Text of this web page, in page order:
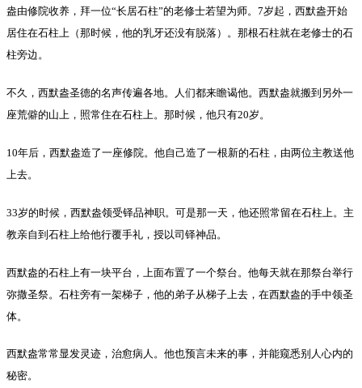
盎由修院收养，拜一位“长居石柱”的老修士若望为师。7岁起，西默盎开始
居住在石柱上（那时候，他的乳牙还没有脱落）。那根石柱就在老修士的石
柱旁边。
不久，西默盎圣德的名声传遍各地。人们都来瞻谒他。西默盎就搬到另外一
座荒僻的山上，照常住在石柱上。那时候，他只有20岁。
10年后，西默盎造了一座修院。他自己造了一根新的石柱，由两位主教送他
上去。
33岁的时候，西默盎领受铎品神职。可是那一天，他还照常留在石柱上。主
教亲自到石柱上给他行覆手礼，授以司铎神品。
西默盎的石柱上有一块平台，上面布置了一个祭台。他每天就在那祭台举行
弥撒圣祭。石柱旁有一架梯子，他的弟子从梯子上去，在西默盎的手中领圣
体。
西默盎常常显发灵迹，治愈病人。他也预言未来的事，并能窥悉别人心内的
秘密。